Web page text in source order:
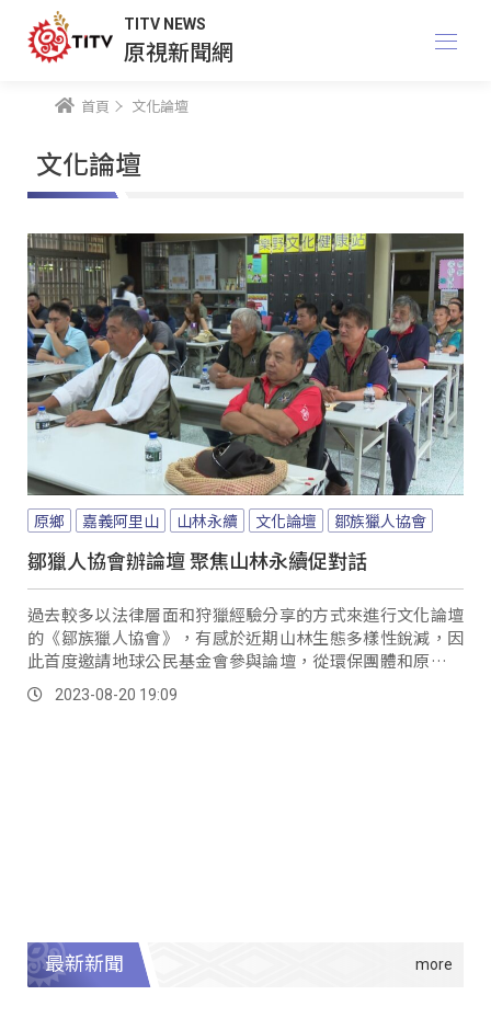
TITV NEWS
原視新聞網
首頁 文化論壇
文化論壇
原鄉 嘉義阿里山 山林永續 文化論壇 鄒族獵人協會
鄒獵人協會辦論壇 聚焦山林永續促對話
過去較多以法律層面和狩獵經驗分享的方式來進行文化論壇
的《鄒族獵人協會》，有感於近期山林生態多樣性銳減，因
此首度邀請地球公民基金會參與論壇，從環保團體和原民狩
獵角度出發，共同討論山林永續以及與各個獵人協會合作的
重要性。2023-08-20 19:09
最新新聞